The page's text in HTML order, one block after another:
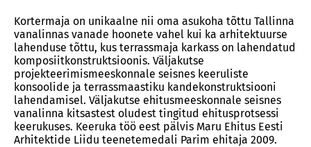
Kortermaja on unikaalne nii oma asukoha tõttu Tallinna
vanalinnas vanade hoonete vahel kui ka arhitektuurse
lahenduse tõttu, kus terrassmaja karkass on lahendatud
komposiitkonstruktsioonis. Väljakutse
projekteerimismeeskonnale seisnes keeruliste
konsoolide ja terrassmaastiku kandekonstruktsiooni
lahendamisel. Väljakutse ehitusmeeskonnale seisnes
vanalinna kitsastest oludest tingitud ehitusprotsessi
keerukuses. Keeruka töö eest pälvis Maru Ehitus Eesti
Arhitektide Liidu teenetemedali Parim ehitaja 2009.